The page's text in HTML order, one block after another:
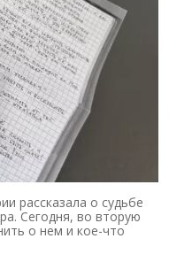
рассказала о судьбе
Сегодня, во вторую
о нем и кое-что